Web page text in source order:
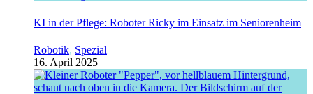
KI in der Pflege: Roboter Ricky im Einsatz im Seniorenheim
Robotik, Spezial
16. April 2025